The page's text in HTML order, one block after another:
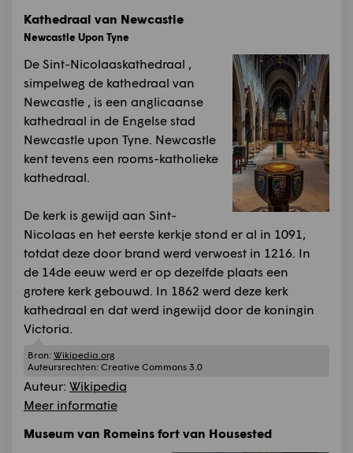
Kathedraal van Newcastle
Newcastle Upon Tyne
De Sint-Nicolaaskathedraal ,
simpelweg de kathedraal van
Newcastle , is een anglicaanse
kathedraal in de Engelse stad
Newcastle upon Tyne. Newcastle
kent tevens een rooms-katholieke
kathedraal.
De kerk is gewijd aan Sint-
Nicolaas en het eerste kerkje stond er al in 1091,
totdat deze door brand werd verwoest in 1216. In
de 14de eeuw werd er op dezelfde plaats een
grotere kerk gebouwd. In 1862 werd deze kerk
kathedraal en dat werd ingewijd door de koningin
Victoria.
Bron: Wikipedia.org
Auteursrechten: Creative Commons 3.0
Auteur: Wikipedia
Meer informatie
Museum van Romeins fort van Housested